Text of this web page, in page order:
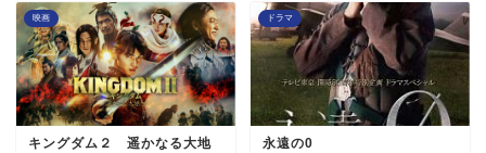
映画
キングダム２ 遥かなる大地
ドラマ
永遠の0